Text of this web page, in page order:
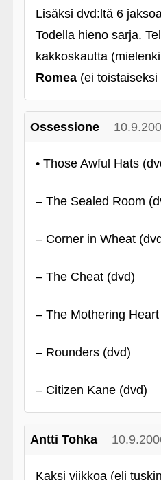
Lisäksi dvd:ltä 6
Todella hieno sarja.
kakkoskautta
Romea(ei toistaiseksi
Ossessione
• Those Awful Hats
– The Sealed Room
– Corner in Wheat
– The Cheat (dvd)
– The Mothering
– Rounders (dvd)
– Citizen Kane (dvd)
Antti Tohka
Kaksi viikkoa (eli